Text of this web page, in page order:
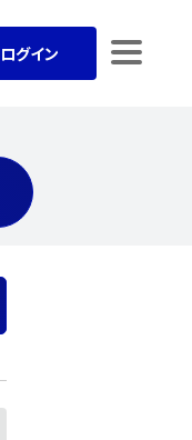
ログイン